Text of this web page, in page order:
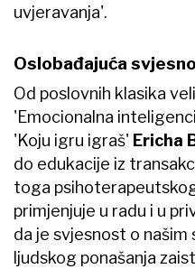
uvjeravanja'.
Oslobađajuća
Od poslovnih klasika
'Emocionalna
'Koju igru igraš' Ericha
do edukacije iz
toga
primjenjuje u radu i u
da je svjesnost o
ljudskog ponašanja